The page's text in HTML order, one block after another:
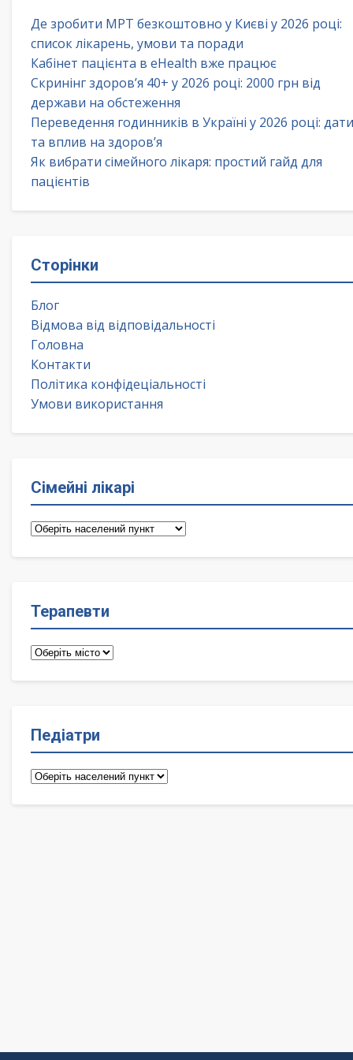
Де зробити МРТ безкоштовно у Києві у 2026 році:
список лікарень, умови та поради
Кабінет пацієнта в eHealth вже працює
Скринінг здоров’я 40+ у 2026 році: 2000 грн від
держави на обстеження
Переведення годинників в Україні у 2026 році: дати
та вплив на здоров’я
Як вибрати сімейного лікаря: простий гайд для
пацієнтів
Сторінки
Блог
Відмова від відповідальності
Головна
Контакти
Політика конфідеціальності
Умови використання
Сімейні лікарі
Сімейні
Терапевти
Терапевти
Педіатри
Педіатри